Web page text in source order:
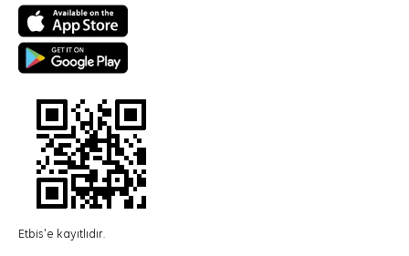
Etbis'e kayıtlıdır.